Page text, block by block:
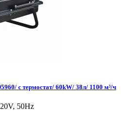
с термостат/ 60kW/ 38л/ 1100 м³/ч
50Hz